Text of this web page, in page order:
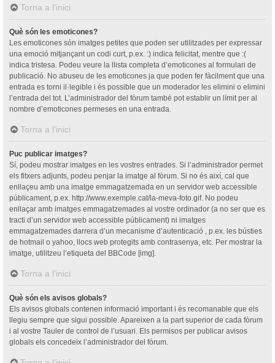
Torna a l’inici
Què són les emoticones?
Les emoticones són imatges petites que poden ser utilitzades per expressar
una emoció mitjançant un codi curt, p.ex. :) indica felicitat, mentre que :(
indica tristesa. Podeu veure la llista completa d’emoticones al formulari de
publicació. No abuseu de les emoticones ja que poden fer fàcilment que una
entrada es torni il·legible i és possible que un moderador les elimini o elimini
l’entrada del tot. L’administrador del fòrum també pot establir un límit per al
nombre d’emoticones permeses en una entrada.
Torna a l’inici
Puc publicar imatges?
Sí, podeu mostrar imatges en les vostres entrades. Si l’administrador permet
els fitxers adjunts, podeu penjar la imatge al fòrum. Si no és així, cal que
enllaçeu amb una imatge emmagatzemada en un servidor web accessible
públicament, p.ex. http://www.exemple.cat/la-meva-foto.gif. No podeu
enllaçar amb imatges emmagatzemades al vostre ordinador (a no ser que es
tracti d’un servidor web accessible públicament) ni imatges
emmagatzemades darrera d’un mecanisme d’autenticació , p.ex. les bústies
de hotmail o yahoo, llocs web protegits amb contrasenya, etc. Per mostrar la
imatge, utilitzeu l’etiqueta del BBCode [img].
Torna a l’inici
Què són els avisos globals?
Els avisos globals contenen informació important i és recomanable que els
llegiu sempre que sigui possible. Apareixen a la part superior de cada fòrum
i al vostre Tauler de control de l’usuari. Els permisos per publicar avisos
globals els concedeix l’administrador del fòrum.